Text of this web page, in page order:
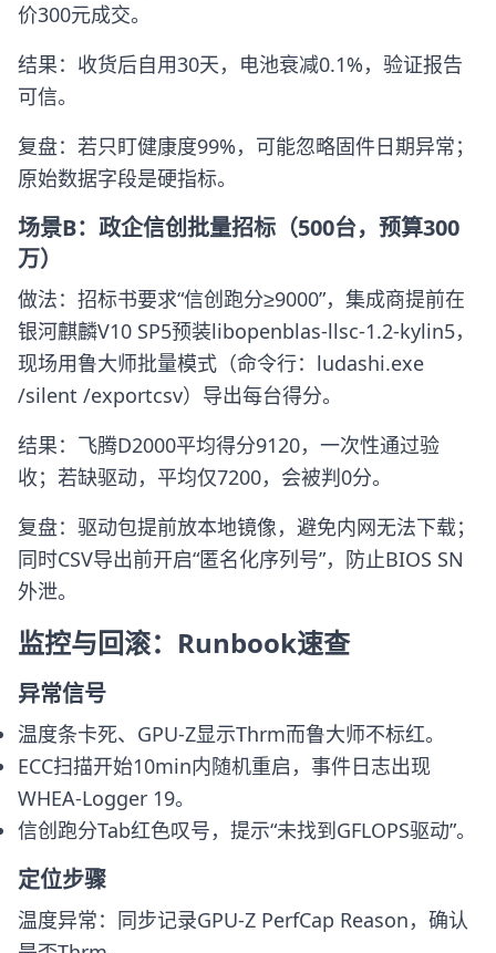
价300元成交。
结果：收货后自用30天，电池衰减0.1%，验证报告
可信。
复盘：若只盯健康度99%，可能忽略固件日期异常；
原始数据字段是硬指标。
场景B：政企信创批量招标（500台，预算300
万）
做法：招标书要求“信创跑分≥9000”，集成商提前在
银河麒麟V10 SP5预装libopenblas-llsc-1.2-kylin5，
现场用鲁大师批量模式（命令行：ludashi.exe
/silent /exportcsv）导出每台得分。
结果：飞腾D2000平均得分9120，一次性通过验
收；若缺驱动，平均仅7200，会被判0分。
复盘：驱动包提前放本地镜像，避免内网无法下载；
同时CSV导出前开启“匿名化序列号”，防止BIOS SN
外泄。
监控与回滚：Runbook速查
异常信号
温度条卡死、GPU-Z显示Thrm而鲁大师不标红。
ECC扫描开始10min内随机重启，事件日志出现
WHEA-Logger 19。
信创跑分Tab红色叹号，提示“未找到GFLOPS驱动”。
定位步骤
温度异常：同步记录GPU-Z PerfCap Reason，确认